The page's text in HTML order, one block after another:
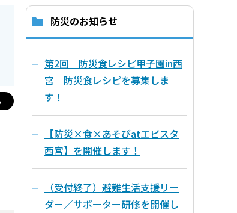
防災のお知らせ
第2回 防災食レシピ甲子園in西
宮 防災食レシピを募集しま
す！
【防災×食×あそびatエビスタ
西宮】を開催します！
（受付終了）避難生活支援リー
ダー／サポーター研修を開催し